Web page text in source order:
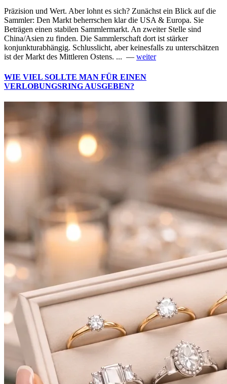
Präzision und Wert. Aber lohnt es sich? Zunächst ein Blick auf die
Sammler: Den Markt beherrschen klar die USA & Europa. Sie
Beträgen einen stabilen Sammlermarkt. An zweiter Stelle sind
China/Asien zu finden. Die Sammlerschaft dort ist stärker
konjunkturabhängig. Schlusslicht, aber keinesfalls zu unterschätzen
ist der Markt des Mittleren Ostens. ... — weiter
WIE VIEL SOLLTE MAN FÜR EINEN
VERLOBUNGSRING AUSGEBEN?